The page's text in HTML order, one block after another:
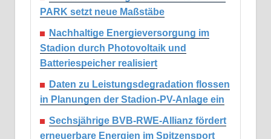
PARK setzt neue Maßstäbe
Nachhaltige Energieversorgung im
Stadion durch Photovoltaik und
Batteriespeicher realisiert
Daten zu Leistungsdegradation flossen
in Planungen der Stadion-PV-Anlage ein
Sechsjährige BVB-RWE-Allianz fördert
erneuerbare Energien im Spitzensport